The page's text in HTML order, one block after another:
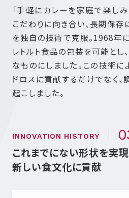
「手軽にカレーを家庭で楽し
こだわりに向き合い、長期保
を独自の技術で克服。1968年
レトルト食品の包装を可能とし
なものにしました。この技術
ドロスに貢献するだけでなく
起こしました。
INNOVATION HISTORY
これまでにない形状を実
新しい食文化に貢献